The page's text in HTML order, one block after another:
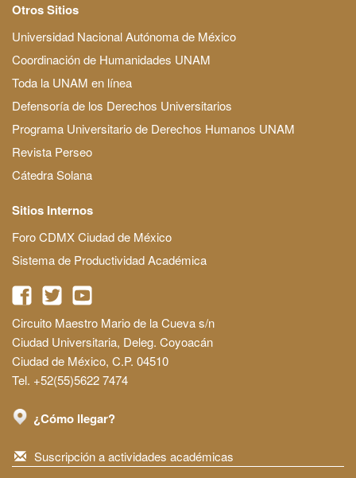
Otros Sitios
Universidad Nacional Autónoma de México
Coordinación de Humanidades UNAM
Toda la UNAM en línea
Defensoría de los Derechos Universitarios
Programa Universitario de Derechos Humanos UNAM
Revista Perseo
Cátedra Solana
Sitios Internos
Foro CDMX Ciudad de México
Sistema de Productividad Académica
Circuito Maestro Mario de la Cueva s/n
Ciudad Universitaria, Deleg. Coyoacán
Ciudad de México, C.P. 04510
Tel. +52(55)5622 7474
¿Cómo llegar?
Suscripción a actividades académicas